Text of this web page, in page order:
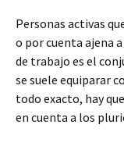
Personas activas
o por cuenta ajena
de trabajo es el
se suele equiparar
todo exacto, hay
en cuenta a los